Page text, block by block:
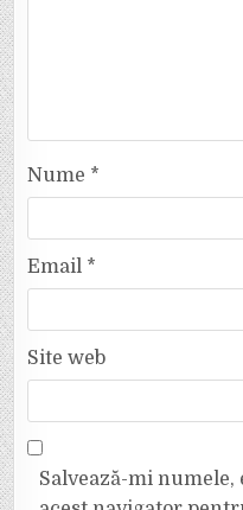
Nume *
Email *
Site web
Salvează-mi